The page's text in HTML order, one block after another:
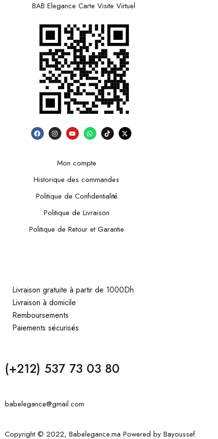
BAB Elegance Carte Visite Virtuel
Mon compte
Historique des commandes
Politique de Confidentialité
Politique de Livraison
Politique de Retour et Garantie
Livraison gratuite à partir de 1000Dh
Livraison à domicile
Remboursements
Paiements sécurisés
(+212) 537 73 03 80
babelegance@gmail.com
Copyright © 2022, Babelegance.ma Powered by Bayoussef